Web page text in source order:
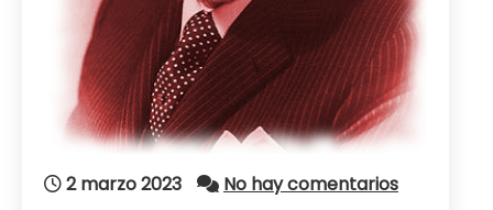
2 marzo 2023 No hay comentarios